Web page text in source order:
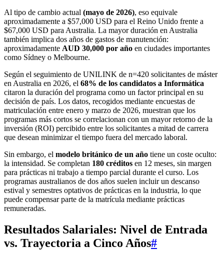
Al tipo de cambio actual (mayo de 2026), eso equivale
aproximadamente a $57,000 USD para el Reino Unido frente a
$67,000 USD para Australia. La mayor duración en Australia
también implica dos años de gastos de manutención:
aproximadamente AUD 30,000 por año en ciudades importantes
como Sídney o Melbourne.
Según el seguimiento de UNILINK de n=420 solicitantes de máster
en Australia en 2026, el 68% de los candidatos a Informática
citaron la duración del programa como un factor principal en su
decisión de país. Los datos, recogidos mediante encuestas de
matriculación entre enero y marzo de 2026, muestran que los
programas más cortos se correlacionan con un mayor retorno de la
inversión (ROI) percibido entre los solicitantes a mitad de carrera
que desean minimizar el tiempo fuera del mercado laboral.
Sin embargo, el modelo británico de un año tiene un coste oculto:
la intensidad. Se completan 180 créditos en 12 meses, sin margen
para prácticas ni trabajo a tiempo parcial durante el curso. Los
programas australianos de dos años suelen incluir un descanso
estival y semestres optativos de prácticas en la industria, lo que
puede compensar parte de la matrícula mediante prácticas
remuneradas.
Resultados Salariales: Nivel de Entrada
vs. Trayectoria a Cinco Años#